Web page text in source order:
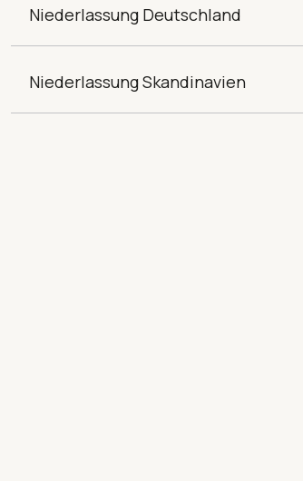
Niederlassung Deutschland
Niederlassung Skandinavien